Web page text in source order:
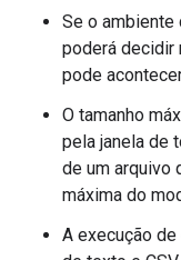
Se o ambiente
poderá decidir
pode
O tamanho
pela janela de
de um arquivo
máxima do
A execução